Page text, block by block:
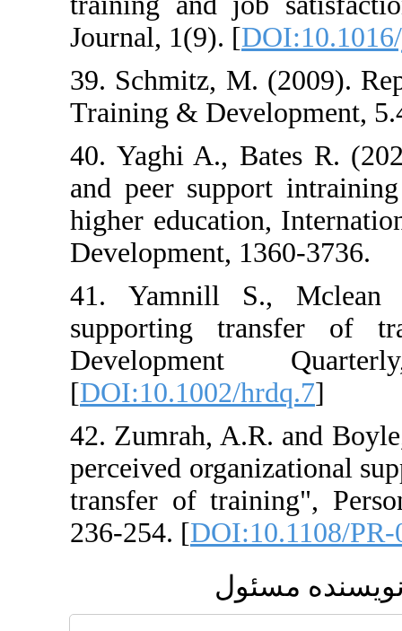
Journal, 1(9). [
39. Schmitz,
Training &
40. Yaghi A.,
and peer
higher
Development,
41. Yamnill
supporting
[DOI:10.1002/
42. Zumrah,
perceived
transfer of
236-254. [